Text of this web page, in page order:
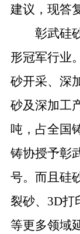
建议，现答
彰武硅
形冠军行业
砂开采、深
砂及深加工
吨，占全国
铸协授予彰
号。而且硅
裂砂、 3D打
等更多领域